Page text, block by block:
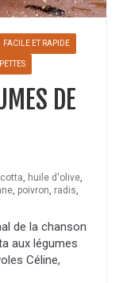
FACILE ET RAPIDE
DE
huile d'olive
poivron radis
de la chanson
aux légumes
Céline,